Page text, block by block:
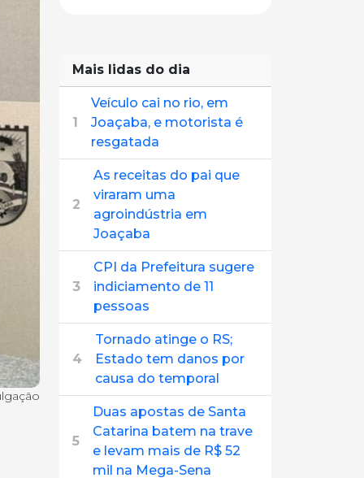
Mais lidas do dia
1
Veículo cai no rio, em
Joaçaba, e motorista é
resgatada
2
As receitas do pai que
viraram uma
agroindústria em
Joaçaba
3
CPI da Prefeitura sugere
indiciamento de 11
pessoas
4
Tornado atinge o RS;
Estado tem danos por
causa do temporal
5
Duas apostas de Santa
Catarina batem na trave
e levam mais de R$ 52
mil na Mega-Sena